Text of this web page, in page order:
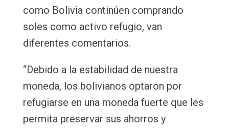
como Bolivia continúen comprando
soles como activo refugio, van
diferentes comentarios.
“Debido a la estabilidad de nuestra
moneda, los bolivianos optaron por
refugiarse en una moneda fuerte que les
permita preservar sus ahorros y